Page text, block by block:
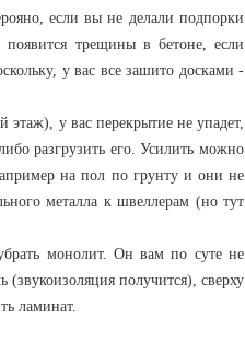
если вы не делали подпорки
трещины в бетоне, если
у вас все зашито досками -
у вас перекрытие не упадет,
разгрузить его. Усилить можно
на пол по грунту и они не
металла к швеллерам (но тут
монолит. Он вам по суте не
получится), сверху
ламинат.